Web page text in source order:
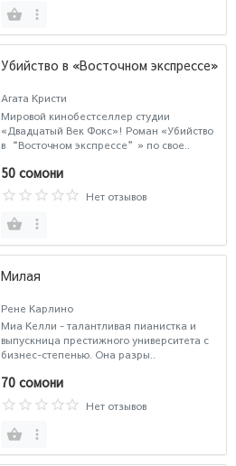
Убийство в «Восточном экспрессе»
Агата Кристи
Мировой кинобестселлер студии
«Двадцатый Век Фокс»! Роман «Убийство
в “Восточном экспрессе”» по свое..
50 сомони
Нет отзывов
Милая
Рене Карлино
Миа Келли - талантливая пианистка и
выпускница престижного университета с
бизнес-степенью. Она разры..
70 сомони
Нет отзывов